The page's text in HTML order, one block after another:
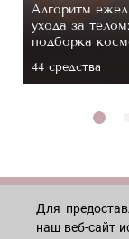
Алгоритм
ухода за телом:
подборка
44 средствa
МАГАЗИН
Для
наш веб-сайт